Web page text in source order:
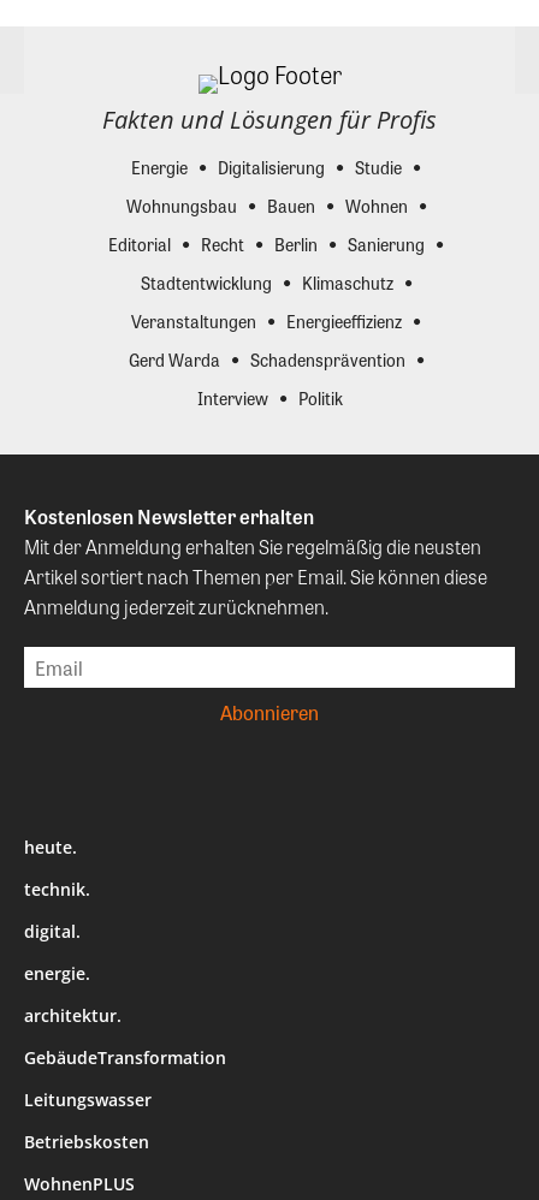
Fakten und Lösungen für Profis
Energie Digitalisierung
Studie
Wohnungsbau
Bauen
Wohnen
Editorial
Recht Berlin
Sanierung
Stadtentwicklung
Klimaschutz
Veranstaltungen
Energieeffizienz
Gerd Warda
Schadensprävention
Interview
Politik
Kostenlosen Newsletter erhalten
Mit der Anmeldung erhalten Sie regelmäßig die neusten
Artikel sortiert nach Themen per Email. Sie können diese
Anmeldung jederzeit zurücknehmen.
heute.
technik.
digital.
energie.
architektur.
GebäudeTransformation
Leitungswasser
Betriebskosten
WohnenPLUS